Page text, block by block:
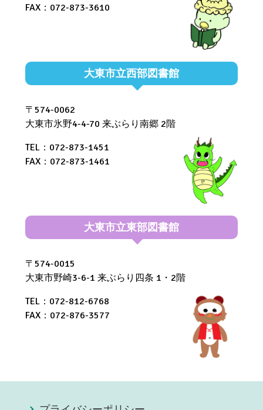
FAX：072-873-3610
大東市立西部図書館
〒574-0062
大東市氷野4-4-70 来ぶらり南郷 2階
TEL：072-873-1451
FAX：072-873-1461
大東市立東部図書館
〒574-0015
大東市野崎3-6-1 来ぶらり四条 1・2階
TEL：072-812-6768
FAX：072-876-3577